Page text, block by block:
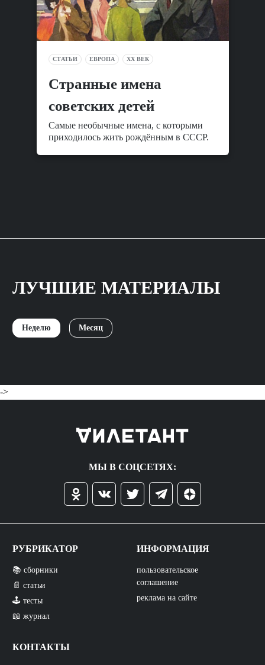
СТАТЬИ ЕВРОПА XX ВЕК
Cтранные имена
советских детей
Самые необычные имена, с которыми
приходилось жить рождённым в СССР.
ЛУЧШИЕ МАТЕРИАЛЫ
Неделю Месяц
->
МЫ В СОЦСЕТЯХ:
РУБРИКАТОР
📚 сборники
📄 статьи
🕹️ тесты
📖 журнал
КОНТАКТЫ
ИНФОРМАЦИЯ
пользовательское
соглашение
реклама на сайте